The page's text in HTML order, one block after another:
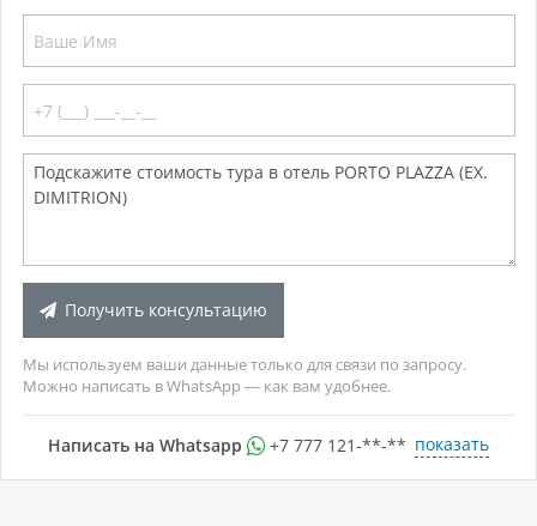
Получить консультацию
Мы используем ваши данные только для связи по запросу.
Можно написать в WhatsApp — как вам удобнее.
Написать на Whatsapp +7 777 121-**-** показать